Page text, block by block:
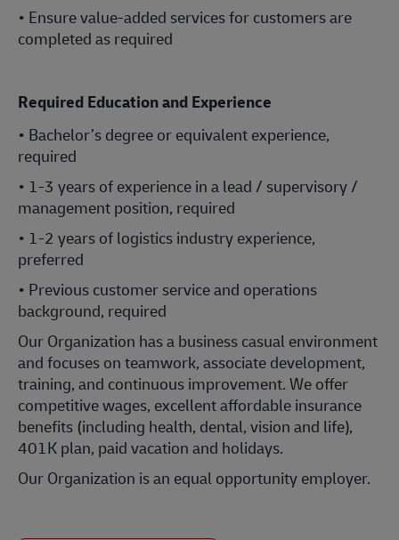
• Ensure value-added services for customers are
completed as required
Required Education and Experience
• Bachelor’s degree or equivalent experience,
required
• 1-3 years of experience in a lead / supervisory /
management position, required
• 1-2 years of logistics industry experience,
preferred
• Previous customer service and operations
background, required
Our Organization has a business casual environment
and focuses on teamwork, associate development,
training, and continuous improvement. We offer
competitive wages, excellent affordable insurance
benefits (including health, dental, vision and life),
401K plan, paid vacation and holidays.
Our Organization is an equal opportunity employer.